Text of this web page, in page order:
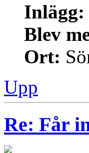
Inlägg:
Blev
Ort:
Upp
Re: Får